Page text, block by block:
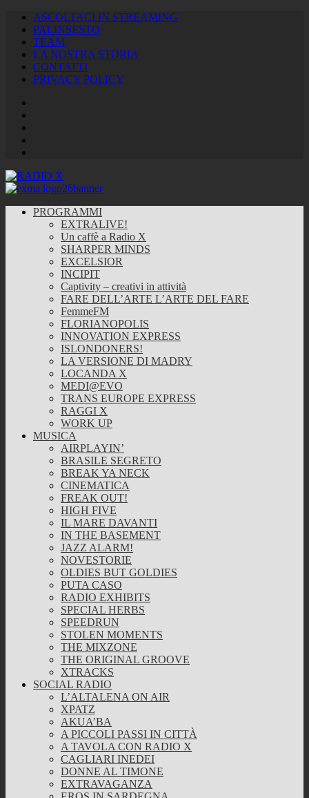
ASCOLTACI IN STREAMING
PALINSESTO
TEAM
LA NOSTRA STORIA
CONTATTI
PRIVACY POLICY
PROGRAMMI
EXTRALIVE!
Un caffè a Radio X
SHARPER MINDS
EXCELSIOR
INCIPIT
Captivity – creativi in attività
FARE DELL’ARTE L’ARTE DEL FARE
FemmeFM
FLORIANOPOLIS
INNOVATION EXPRESS
ISLONDONERS!
LA VERSIONE DI MADRY
LOCANDA X
MEDI@EVO
TRANS EUROPE EXPRESS
RAGGI X
WORK UP
MUSICA
AIRPLAYIN’
BRASILE SEGRETO
BREAK YA NECK
CINEMATICA
FREAK OUT!
HIGH FIVE
IL MARE DAVANTI
IN THE BASEMENT
JAZZ ALARM!
NOVESTORIE
OLDIES BUT GOLDIES
PUTA CASO
RADIO EXHIBITS
SPECIAL HERBS
SPEEDRUN
STOLEN MOMENTS
THE MIXZONE
THE ORIGINAL GROOVE
XTRACKS
SOCIAL RADIO
L’ALTALENA ON AIR
XPATZ
AKUA’BA
A PICCOLI PASSI IN CITTÀ
A TAVOLA CON RADIO X
CAGLIARI INEDEI
DONNE AL TIMONE
EXTRAVAGANZA